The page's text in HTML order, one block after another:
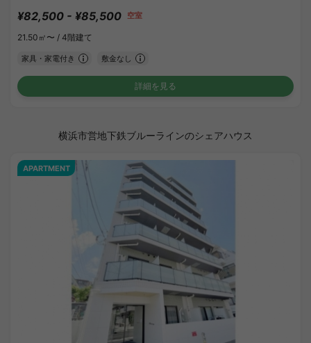
¥82,500 - ¥85,500 空室
21.50㎡〜 / 4階建て
家具・家電付き 敷金なし
詳細を見る
横浜市営地下鉄ブルーラインのシェアハウス
APARTMENT